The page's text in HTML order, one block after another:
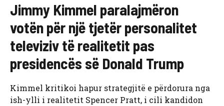
Jimmy Kimmel paralajmëron
votën për një tjetër personalitet
televiziv të realitetit pas
presidencës së Donald Trump
Kimmel kritikoi hapur strategjitë e përdorura nga
ish-ylli i realitetit Spencer Pratt, i cili kandidon